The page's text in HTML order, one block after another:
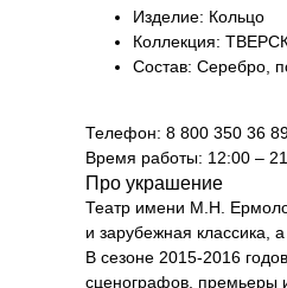
Изделие: Кольцо
Коллекция:
Состав: Серебро,
Телефон: 8 800 350 36
Время работы: 12:00 –
Про украшение
Театр имени М.Н.
и зарубежная классика,
В сезоне 2015-2016
сценографов, премьеры